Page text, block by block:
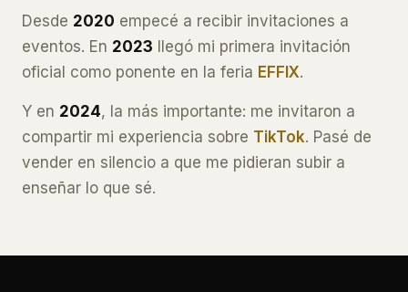
Desde 2020 empecé a recibir invitaciones a
eventos. En 2023 llegó mi primera invitación
oficial como ponente en la feria EFFIX.
Y en 2024, la más importante: me invitaron a
compartir mi experiencia sobre TikTok. Pasé de
vender en silencio a que me pidieran subir a
enseñar lo que sé.